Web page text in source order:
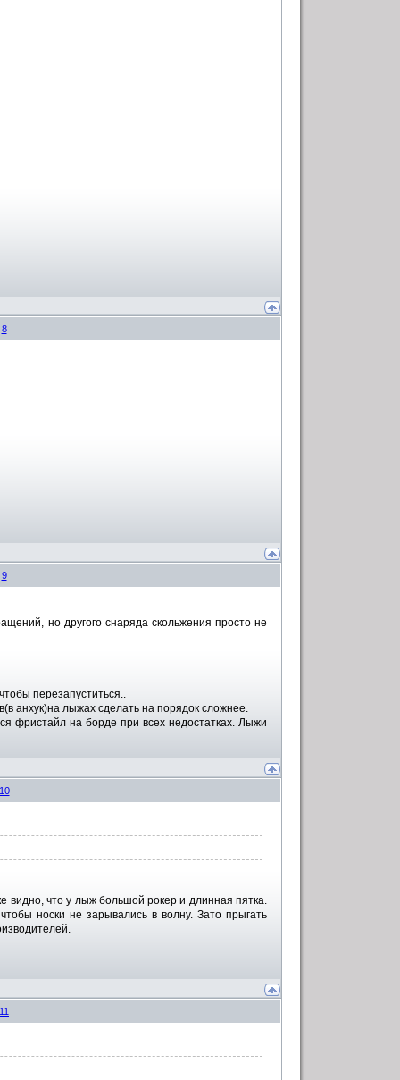
8
9
но другого снаряда скольжения просто не
перезапуститься..
анхук)на лыжах сделать на порядок сложнее.
фристайл на борде при всех недостатках. Лыжи
видно, что у лыж большой рокер и длинная пятка.
носки не зарывались в волну. Зато прыгать
11